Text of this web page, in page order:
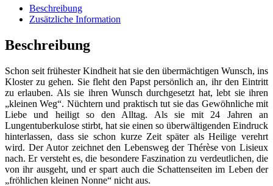
schwarze
des
Glaubens
Beschreibung
Zusätzliche Information
Beschreibung
Schon seit frühester Kindheit hat sie den übermächtigen Wunsch, ins
Kloster zu gehen. Sie fleht den Papst persönlich an, ihr den Eintritt
zu erlauben. Als sie ihren Wunsch durchgesetzt hat, lebt sie ihren
„kleinen Weg“. Nüchtern und praktisch tut sie das Gewöhnliche mit
Liebe und heiligt so den Alltag. Als sie mit 24 Jahren an
Lungentuberkulose stirbt, hat sie einen so überwältigenden Eindruck
hinterlassen, dass sie schon kurze Zeit später als Heilige verehrt
wird. Der Autor zeichnet den Lebensweg der Thérèse von Lisieux
nach. Er versteht es, die besondere Faszination zu verdeutlichen, die
von ihr ausgeht, und er spart auch die Schattenseiten im Leben der
„fröhlichen kleinen Nonne“ nicht aus.